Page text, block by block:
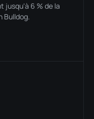
jusqu'à 6 % de la
Bulldog.